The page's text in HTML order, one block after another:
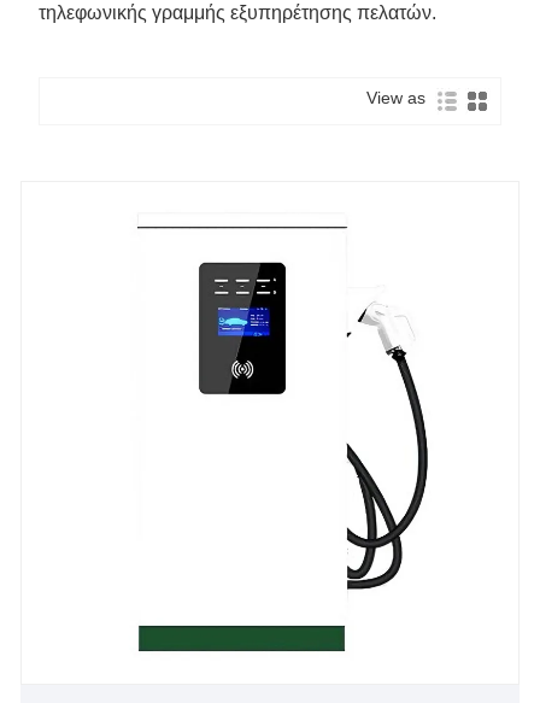
τηλεφωνικής γραμμής εξυπηρέτησης πελατών.
View as